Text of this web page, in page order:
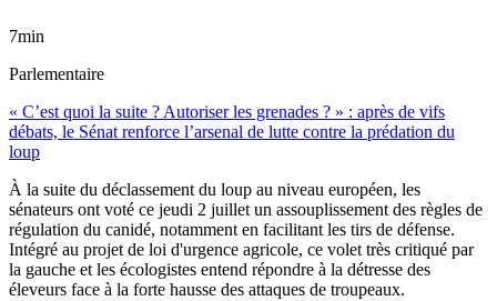
7min
Parlementaire
« C’est quoi la suite ? Autoriser les grenades ? » : après de vifs
débats, le Sénat renforce l’arsenal de lutte contre la prédation du
loup
À la suite du déclassement du loup au niveau européen, les
sénateurs ont voté ce jeudi 2 juillet un assouplissement des règles de
régulation du canidé, notamment en facilitant les tirs de défense.
Intégré au projet de loi d'urgence agricole, ce volet très critiqué par
la gauche et les écologistes entend répondre à la détresse des
éleveurs face à la forte hausse des attaques de troupeaux.